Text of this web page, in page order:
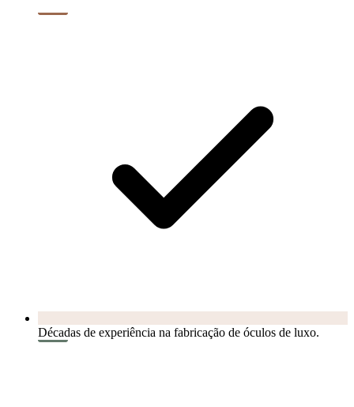
Décadas de experiência na fabricação de óculos de luxo.